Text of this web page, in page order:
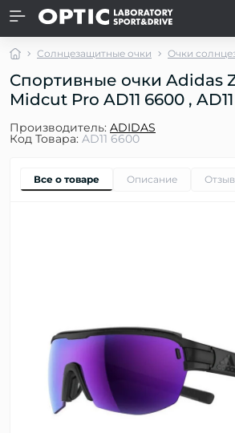
Солнцезащитные очки Очки
Спортивные очки Adidas
Midcut Pro AD11 6600 ,
Производитель: ADIDAS
Код Товара: AD11 6600
Все о товаре Описание